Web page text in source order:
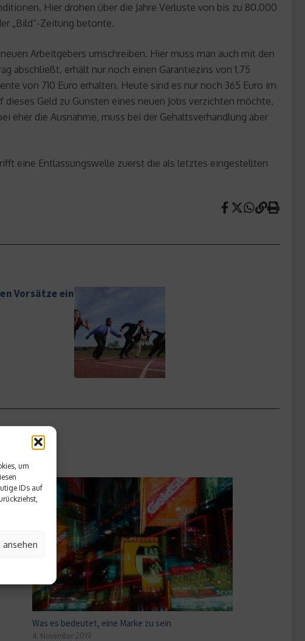
um
IDs auf
Hier drohen über die Jahre Verluste von bis zu 80.000
„Bild“-Zeitung betonte.
Arbeitgebers umschreiben. Hier muss man auch mit den
abschließt, erhält nur noch einen Garantiezins von 1,75
von 710 Euro erhalten. Heute sind es nur noch 365 Euro im
Geld zu Gunsten eines neuen Jobs verzichten möchte,
eher die Ausnahme, muss bei der Gehaltsverhandlung aber
eine Entlassungswelle zuerst die als letztes eingestellten
Vorsätze ein
Was es bedeutet, eine Marke zu sein
4. November 2019